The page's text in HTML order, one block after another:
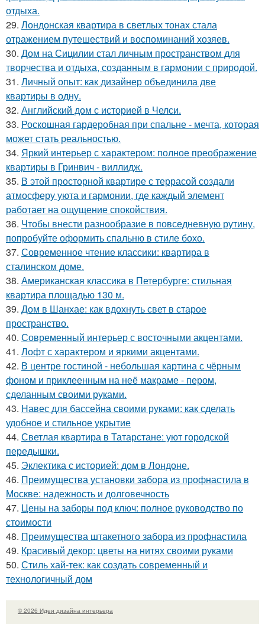
отдыха.
29. Лондонская квартира в светлых тонах стала
отражением путешествий и воспоминаний хозяев.
30. Дом на Сицилии стал личным пространством для
творчества и отдыха, созданным в гармонии с природой.
31. Личный опыт: как дизайнер объединила две
квартиры в одну.
32. Английский дом с историей в Челси.
33. Роскошная гардеробная при спальне - мечта, которая
может стать реальностью.
34. Яркий интерьер с характером: полное преображение
квартиры в Гринвич - виллидж.
35. В этой просторной квартире с террасой создали
атмосферу уюта и гармонии, где каждый элемент
работает на ощущение спокойствия.
36. Чтобы внести разнообразие в повседневную рутину,
попробуйте оформить спальню в стиле бохо.
37. Современное чтение классики: квартира в
сталинском доме.
38. Американская классика в Петербурге: стильная
квартира площадью 130 м.
39. Дом в Шанхае: как вдохнуть свет в старое
пространство.
40. Современный интерьер с восточными акцентами.
41. Лофт с характером и яркими акцентами.
42. В центре гостиной - небольшая картина с чёрным
фоном и приклеенным на неё макраме - пером,
сделанным своими руками.
43. Навес для бассейна своими руками: как сделать
удобное и стильное укрытие
44. Светлая квартира в Татарстане: уют городской
передышки.
45. Эклектика с историей: дом в Лондоне.
46. Преимущества установки забора из профнастила в
Москве: надежность и долговечность
47. Цены на заборы под ключ: полное руководство по
стоимости
48. Преимущества штакетного забора из профнастила
49. Красивый декор: цветы на нитях своими руками
50. Стиль хай-тек: как создать современный и
технологичный дом
© 2026 Идеи дизайна интерьера